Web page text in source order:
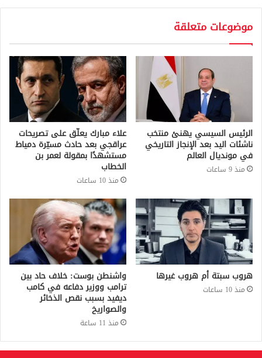
موضوعات متعلقة
الرئيس السيسي يهنئ منتخب
ناشئات اليد بعد الإنجاز التاريخي
في مونديال العالم
منذ 9 ساعات
علاء مبارك يعلّق على تصريحات
عراقجي بعد حادث مسيّرة دمياط
مستشهدًا بمقولة لعمر بن
الخطاب
منذ 10 ساعات
هروب سبتة أم هروب غيرها
منذ 10 ساعات
واشنطن بوست: خلاف حاد بين
ترامب ووزير دفاعه في كامب
ديفيد بسبب نقص الذخائر
والصواريخ
منذ 11 ساعة